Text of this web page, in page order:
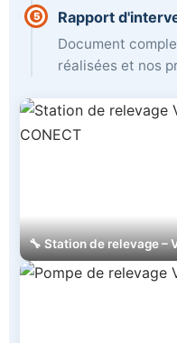
5 Rapport
Document
réalisées et nos
🔧 Station de relevage –